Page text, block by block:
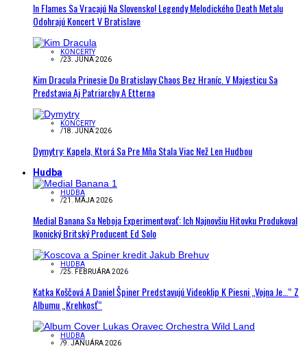
In Flames Sa Vracajú Na Slovensko! Legendy Melodického Death Metalu
Odohrajú Koncert V Bratislave
KONCERTY
/23. JÚNA 2026
Kim Dracula Prinesie Do Bratislavy Chaos Bez Hraníc. V Majesticu Sa
Predstavia Aj Patriarchy A Etterna
KONCERTY
/18. JÚNA 2026
Dymytry: Kapela, Ktorá Sa Pre Mňa Stala Viac Než Len Hudbou
Hudba
HUDBA
/21. MÁJA 2026
Medial Banana Sa Neboja Experimentovať: Ich Najnovšiu Hitovku Produkoval
Ikonický Britský Producent Ed Solo
HUDBA
/25. FEBRUÁRA 2026
Katka Koščová A Daniel Špiner Predstavujú Videoklip K Piesni „Vojna Je…“ Z
Albumu „Krehkosť“
HUDBA
/9. JANUÁRA 2026